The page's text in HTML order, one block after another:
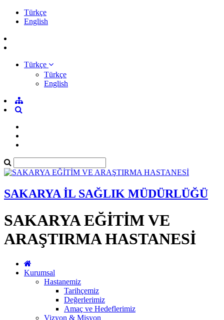
Türkçe
English
Türkçe
Türkçe
English
SAKARYA İL SAĞLIK MÜDÜRLÜĞÜ
SAKARYA EĞİTİM VE
ARAŞTIRMA HASTANESİ
Kurumsal
Hastanemiz
Tarihçemiz
Değerlerimiz
Amaç ve Hedeflerimiz
Vizyon & Misyon